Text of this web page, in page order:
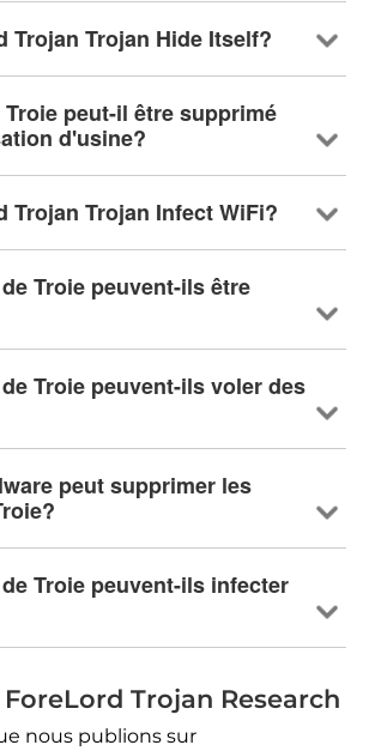
Trojan Trojan Hide Itself?
peut-il être supprimé
d'usine?
Trojan Trojan Infect WiFi?
Troie peuvent-ils être
Troie peuvent-ils voler des
peut supprimer les
Troie peuvent-ils infecter
Trojan Research
nous publions sur